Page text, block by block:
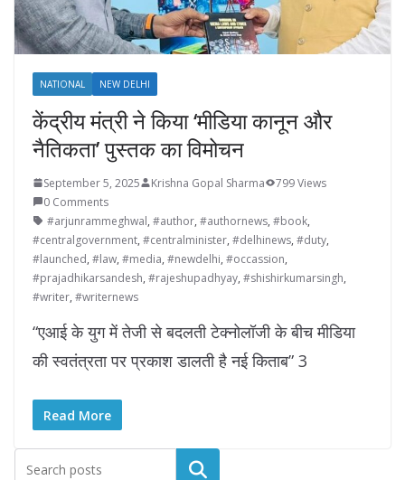
NATIONAL NEW DELHI
केंद्रीय मंत्री ने किया ‘मीडिया कानून और
नैतिकता’ पु‍स्‍तक का विमोचन
September 5, 2025 Krishna Gopal Sharma
799 Views
0 Comments
#arjunrammeghwal, #author, #authornews, #book,
#centralgovernment, #centralminister, #delhinews, #duty,
#launched, #law, #media, #newdelhi, #occassion,
#prajadhikarsandesh, #rajeshupadhyay, #shishirkumarsingh,
#writer, #writernews
“एआई के युग में तेजी से बदलती टेक्नोलॉजी के बीच मीडिया
की स्‍वतंत्रता पर प्रकाश डालती है नई किताब” 3
Read More